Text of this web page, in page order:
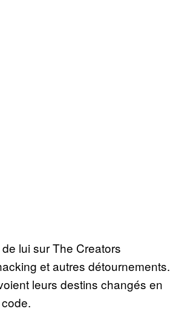
lui sur The Creators
et autres détournements.
leurs destins changés en